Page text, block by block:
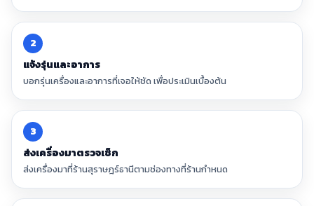
2
แจ้งรุ่นและอาการ
บอกรุ่นเครื่องและอาการที่เจอให้ชัด เพื่อประเมินเบื้องต้น
3
ส่งเครื่องมาตรวจเช็ก
ส่งเครื่องมาที่ร้านสุราษฎร์ธานีตามช่องทางที่ร้านกำหนด